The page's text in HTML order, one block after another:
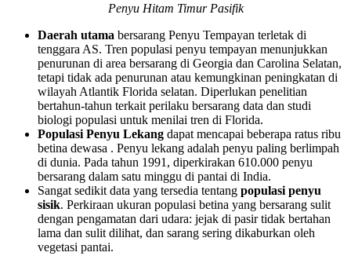
Penyu Hitam Timur Pasifik
Daerah utama bersarang Penyu Tempayan terletak di
tenggara AS. Tren populasi penyu tempayan menunjukkan
penurunan di area bersarang di Georgia dan Carolina Selatan,
tetapi tidak ada penurunan atau kemungkinan peningkatan di
wilayah Atlantik Florida selatan. Diperlukan penelitian
bertahun-tahun terkait perilaku bersarang data dan studi
biologi populasi untuk menilai tren di Florida.
Populasi Penyu Lekang dapat mencapai beberapa ratus ribu
betina dewasa . Penyu lekang adalah penyu paling berlimpah
di dunia. Pada tahun 1991, diperkirakan 610.000 penyu
bersarang dalam satu minggu di pantai di India.
Sangat sedikit data yang tersedia tentang populasi penyu
sisik. Perkiraan ukuran populasi betina yang bersarang sulit
dengan pengamatan dari udara: jejak di pasir tidak bertahan
lama dan sulit dilihat, dan sarang sering dikaburkan oleh
vegetasi pantai.